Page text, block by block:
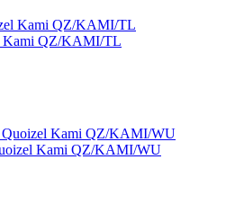
Kami QZ/KAMI/TL
Kami QZ/KAMI/WU